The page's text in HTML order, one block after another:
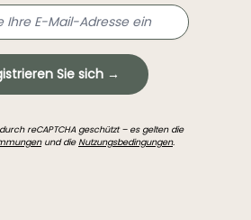
Sie sich →
reCAPTCHA geschützt – es gelten die
und dieNutzungsbedingungen.